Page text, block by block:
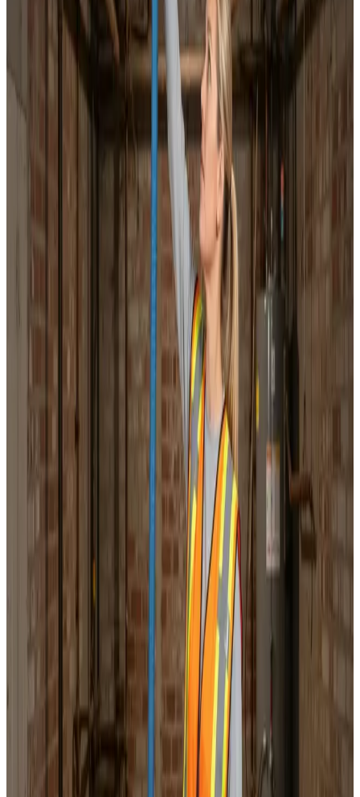
Dokumenteret ventilationsrens